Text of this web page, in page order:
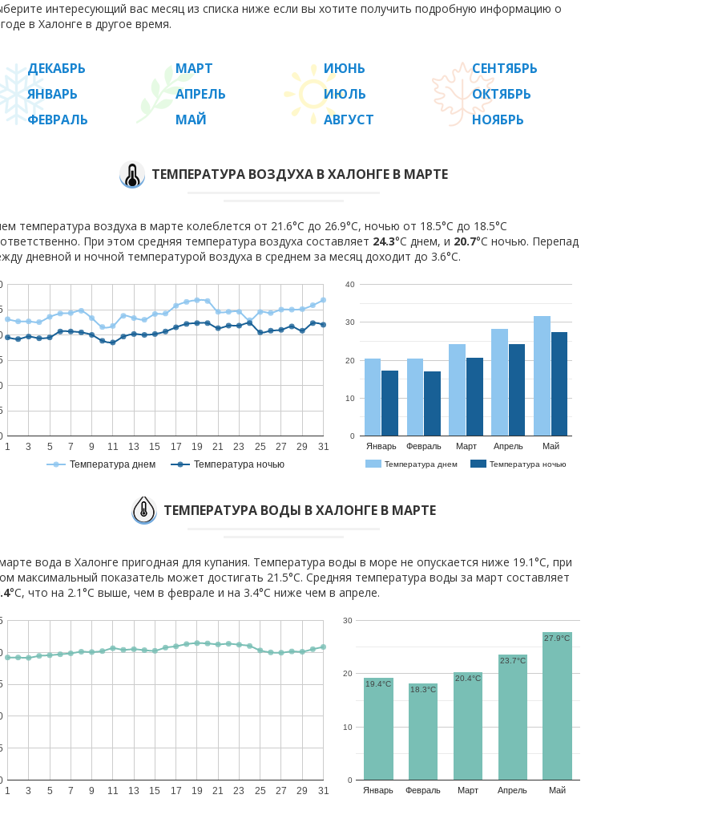
интересующий вас месяц из списка ниже если вы хотите получить подробную информацию о
в Халонге в другое время.
ДЕКАБРЬ
ЯНВАРЬ
ФЕВРАЛЬ
МАРТ
АПРЕЛЬ
МАЙ
ИЮНЬ
ИЮЛЬ
АВГУСТ
СЕНТЯБРЬ
ОКТЯБРЬ
НОЯБРЬ
ТЕМПЕРАТУРА ВОЗДУХА В ХАЛОНГЕ В МАРТЕ
температура воздуха в марте колеблется от 21.6°C до 26.9°C, ночью от 18.5°C до 18.5°C
При этом средняя температура воздуха составляет 24.3°C днем, и 20.7°C ночью. Перепад
дневной и ночной температурой воздуха в среднем за месяц доходит до 3.6°С.
Температура днем Температура ночью
1 3 5 7 9 11 13 15 17 19 21 23 25 27 29 31
Температура днем Температура ночью
Январь Февраль Март Апрель Май
0
10
20
30
40
ТЕМПЕРАТУРА ВОДЫ В ХАЛОНГЕ В МАРТЕ
вода в Халонге пригодная для купания. Температура воды в море не опускается ниже 19.1°C, при
максимальный показатель может достигать 21.5°C. Средняя температура воды за март составляет
°C, что на 2.1°C выше, чем в феврале и на 3.4°C ниже чем в апреле.
1 3 5 7 9 11 13 15 17 19 21 23 25 27 29 31 Январь Февраль Март Апрель Май
0
10
20
30
19.4°C
18.3°C
20.4°C
23.7°C
27.9°C